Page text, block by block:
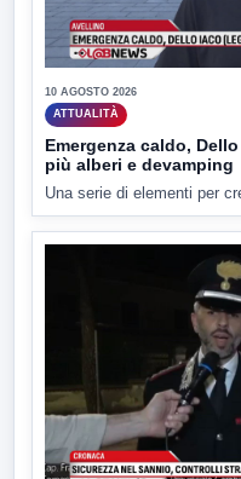
10 AGOSTO 2026
ATTUALITÀ
Emergenza caldo,
più alberi e devamping
Una serie di elementi per